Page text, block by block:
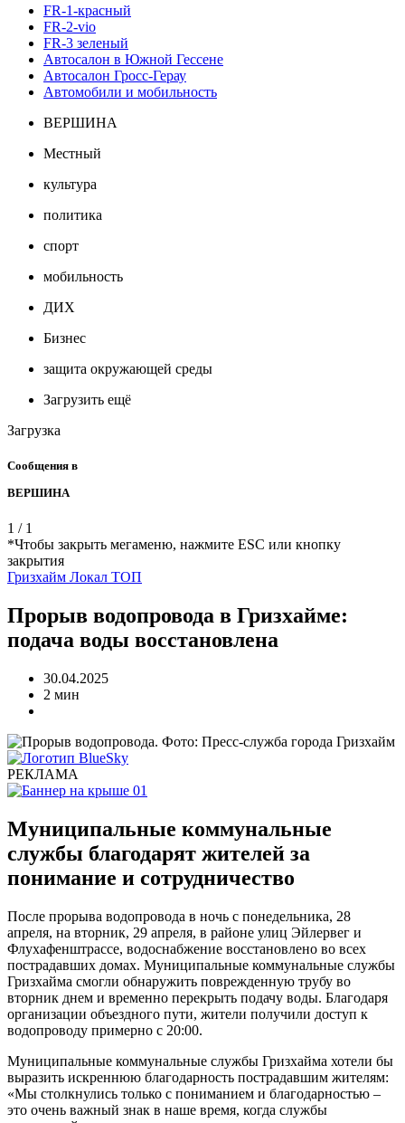
FR-1-красный
FR-2-vio
FR-3 зеленый
Автосалон в Южной Гессене
Автосалон Гросс-Герау
Автомобили и мобильность
ВЕРШИНА
Местный
культура
политика
спорт
мобильность
ДИХ
Бизнес
защита окружающей среды
Загрузить ещё
Загрузка
Сообщения в
ВЕРШИНА
1 / 1
*Чтобы закрыть мегаменю, нажмите ESC или кнопку
закрытия
Гризхайм Локал ТОП
Прорыв водопровода в Гризхайме:
подача воды восстановлена
30.04.2025
2 мин
РЕКЛАМА
Муниципальные коммунальные
службы благодарят жителей за
понимание и сотрудничество
После прорыва водопровода в ночь с понедельника, 28
апреля, на вторник, 29 апреля, в районе улиц Эйлервег и
Флухафенштрассе, водоснабжение восстановлено во всех
пострадавших домах. Муниципальные коммунальные службы
Гризхайма смогли обнаружить поврежденную трубу во
вторник днем ​​и временно перекрыть подачу воды. Благодаря
организации объездного пути, жители получили доступ к
водопроводу примерно с 20:00.
Муниципальные коммунальные службы Гризхайма хотели бы
выразить искреннюю благодарность пострадавшим жителям:
«Мы столкнулись только с пониманием и благодарностью –
это очень важный знак в наше время, когда службы